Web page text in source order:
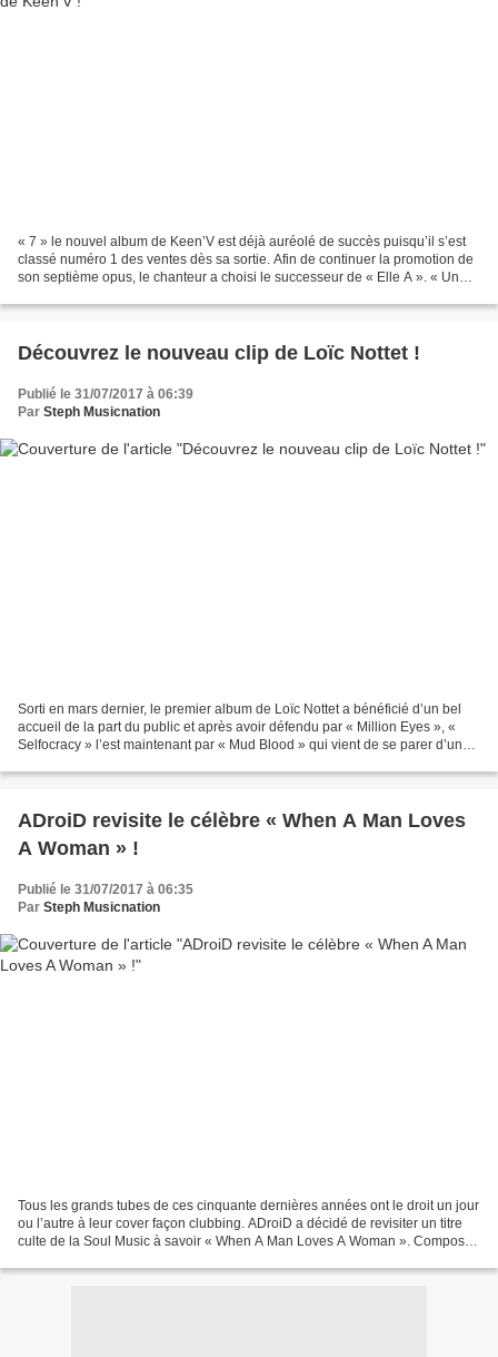
« 7 » le nouvel album de Keen’V est déjà auréolé de succès puisqu’il s’est
classé numéro 1 des ventes dès sa sortie. Afin de continuer la promotion de
son septième opus, le chanteur a choisi le successeur de « Elle A ». « Un
Découvrez le nouveau clip de Loïc Nottet !
Publié le 31/07/2017 à 06:39
Par Steph Musicnation
Sorti en mars dernier, le premier album de Loïc Nottet a bénéficié d’un bel
accueil de la part du public et après avoir défendu par « Million Eyes », «
Selfocracy » l’est maintenant par « Mud Blood » qui vient de se parer d’un
ADroiD revisite le célèbre « When A Man Loves
A Woman » !
Publié le 31/07/2017 à 06:35
Par Steph Musicnation
Tous les grands tubes de ces cinquante dernières années ont le droit un jour
ou l’autre à leur cover façon clubbing. ADroiD a décidé de revisiter un titre
culte de la Soul Music à savoir « When A Man Loves A Woman ». Composé